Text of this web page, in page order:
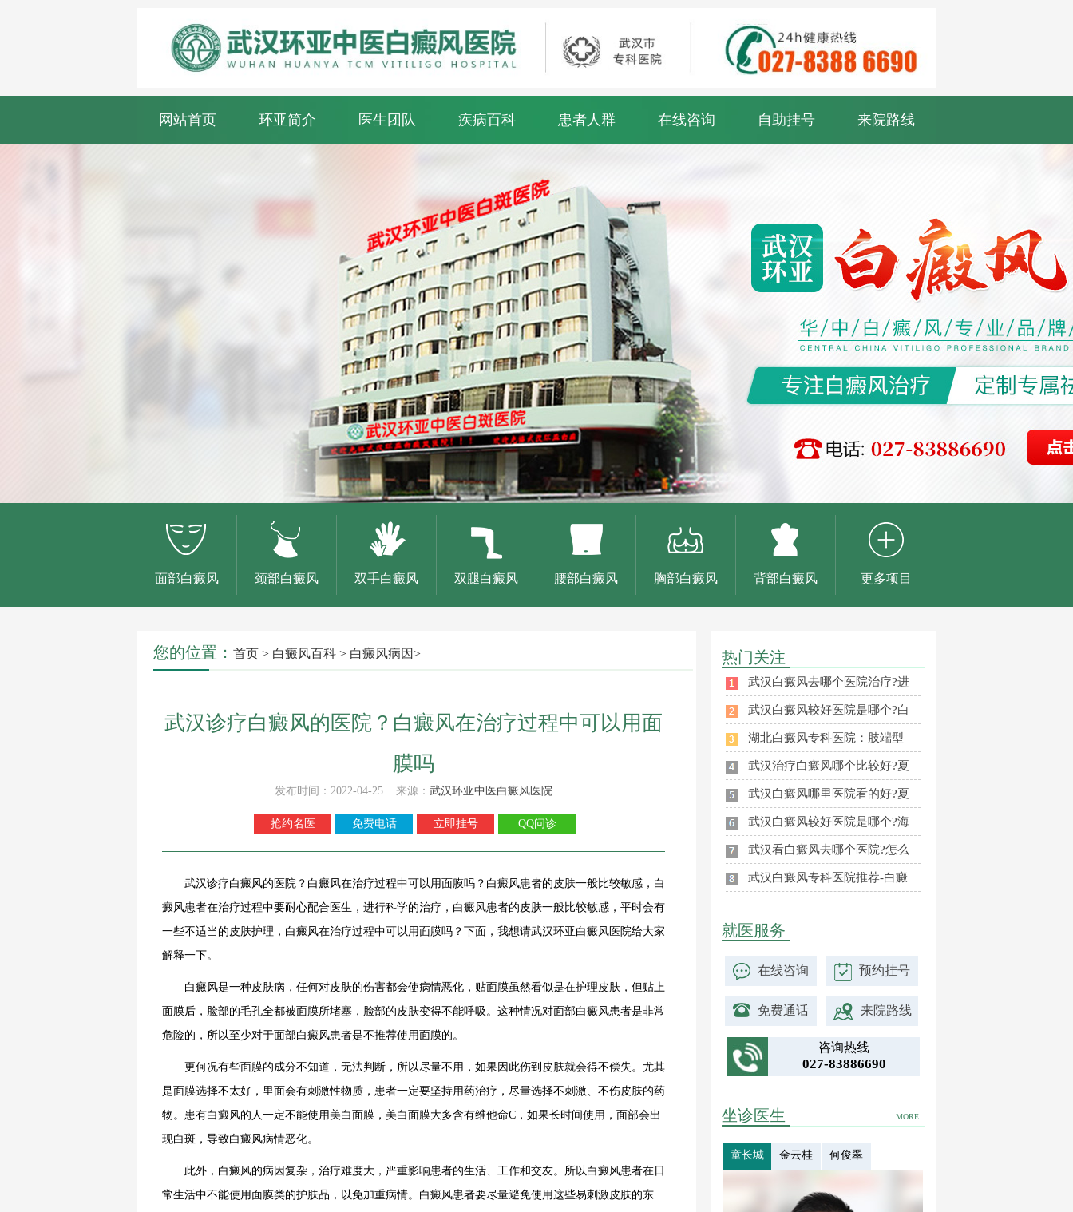
网站首页 环亚简介 医生团队 疾病百科 患者人群 在线咨询 自助挂号 来院路线
面部白癜风 颈部白癜风 双手白癜风 双腿白癜风 腰部白癜风 胸部白癜风 背部白癜风 更多项目
您的位置： 首页 > 白癜风百科 > 白癜风病因>
武汉诊疗白癜风的医院？白癜风在治疗过程中可以用面
膜吗
发布时间：2022-04-25 来源： 武汉环亚中医白癜风医院
抢约名医 免费电话 立即挂号 QQ问诊
武汉诊疗白癜风的医院？白癜风在治疗过程中可以用面膜吗？白癜风患者的皮肤一般比较敏感，白
癜风患者在治疗过程中要耐心配合医生，进行科学的治疗，白癜风患者的皮肤一般比较敏感，平时会有
一些不适当的皮肤护理，白癜风在治疗过程中可以用面膜吗？下面，我想请武汉环亚白癜风医院给大家
解释一下。
白癜风是一种皮肤病，任何对皮肤的伤害都会使病情恶化，贴面膜虽然看似是在护理皮肤，但贴上
面膜后，脸部的毛孔全都被面膜所堵塞，脸部的皮肤变得不能呼吸。这种情况对面部白癜风患者是非常
危险的，所以至少对于面部白癜风患者是不推荐使用面膜的。
更何况有些面膜的成分不知道，无法判断，所以尽量不用，如果因此伤到皮肤就会得不偿失。尤其
是面膜选择不太好，里面会有刺激性物质，患者一定要坚持用药治疗，尽量选择不刺激、不伤皮肤的药
物。患有白癜风的人一定不能使用美白面膜，美白面膜大多含有维他命C，如果长时间使用，面部会出
现白斑，导致白癜风病情恶化。
此外，白癜风的病因复杂，治疗难度大，严重影响患者的生活、工作和交友。所以白癜风患者在日
常生活中不能使用面膜类的护肤品，以免加重病情。白癜风患者要尽量避免使用这些易刺激皮肤的东
热门关注
武汉白癜风去哪个医院治疗?进
武汉白癜风较好医院是哪个?白
湖北白癜风专科医院：肢端型
武汉治疗白癜风哪个比较好?夏
武汉白癜风哪里医院看的好?夏
武汉白癜风较好医院是哪个?海
武汉看白癜风去哪个医院?怎么
武汉白癜风专科医院推荐-白癜
就医服务
在线咨询 预约挂号
免费通话 来院路线
咨询热线
027-83886690
MORE
坐诊医生
童长城 金云桂 何俊翠